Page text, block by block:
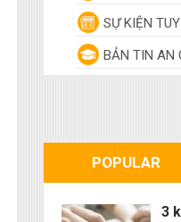
SỰ KIỆN
BẢN TIN AN
POPULAR
3